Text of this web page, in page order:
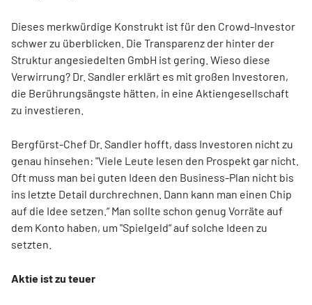
Dieses merkwürdige Konstrukt ist für den Crowd-Investor
schwer zu überblicken. Die Transparenz der hinter der
Struktur angesiedelten GmbH ist gering. Wieso diese
Verwirrung? Dr. Sandler erklärt es mit großen Investoren,
die Berührungsängste hätten, in eine Aktiengesellschaft
zu investieren.
Bergfürst-Chef Dr. Sandler hofft, dass Investoren nicht zu
genau hinsehen: "Viele Leute lesen den Prospekt gar nicht.
Oft muss man bei guten Ideen den Business-Plan nicht bis
ins letzte Detail durchrechnen. Dann kann man einen Chip
auf die Idee setzen.“ Man sollte schon genug Vorräte auf
dem Konto haben, um "Spielgeld“ auf solche Ideen zu
setzten.
Aktie ist zu teuer